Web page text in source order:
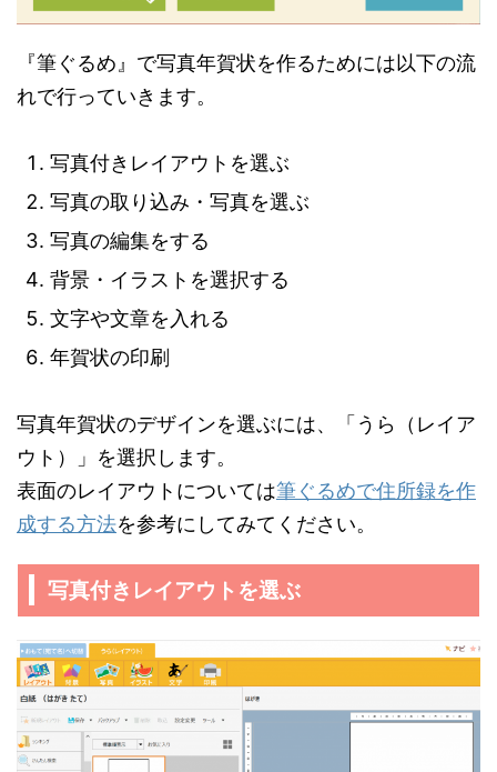
『筆ぐるめ』で写真年賀状を作るためには以下の流
れで行っていきます。
写真付きレイアウトを選ぶ
写真の取り込み・写真を選ぶ
写真の編集をする
背景・イラストを選択する
文字や文章を入れる
年賀状の印刷
写真年賀状のデザインを選ぶには、「うら（レイア
ウト）」を選択します。
表面のレイアウトについては筆ぐるめで住所録を作
成する方法を参考にしてみてください。
写真付きレイアウトを選ぶ